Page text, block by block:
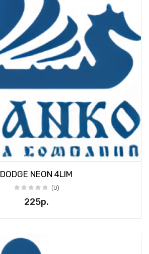
DODGE NEON 4LIM
(0)
225р.